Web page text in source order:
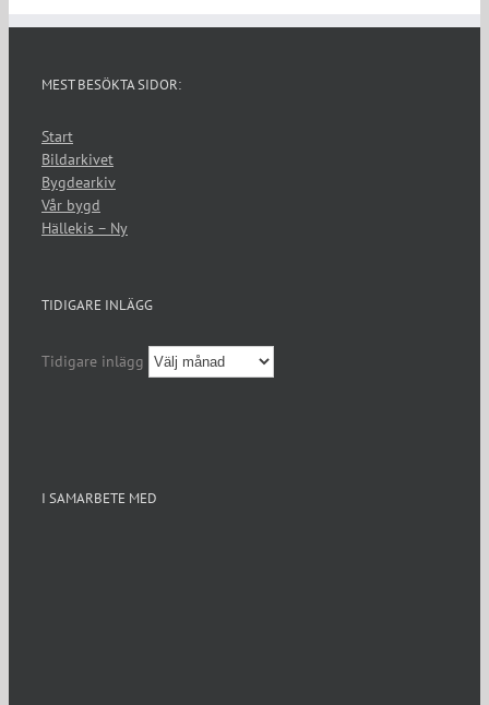
MEST BESÖKTA SIDOR:
Start
Bildarkivet
Bygdearkiv
Vår bygd
Hällekis – Ny
TIDIGARE INLÄGG
Tidigare inlägg
I SAMARBETE MED